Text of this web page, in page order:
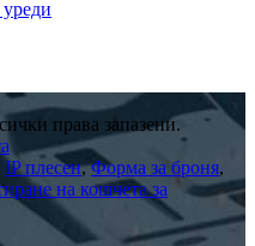
права запазени.
IP плесен,Форма за броня,
на кошчета за